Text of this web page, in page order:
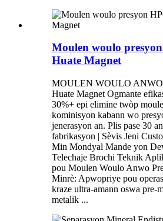
Moulen woulo
Huate Magnet
MOULEN WOULO ANWO
Huate Magnet Ogmante
30%+ epi elimine twòp
kominisyon kabann wo
jenerasyon an. Plis pase 30
fabrikasyon | Sèvis Jeni
Min Mondyal Mande yon
Telechaje Brochi Teknik
pou Moulen Woulo Anwo
Minrè: Apwopriye pou
kraze ultra-amann oswa pre-
metalik ...